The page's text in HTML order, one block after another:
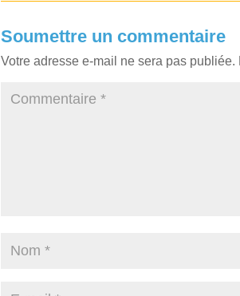
Soumettre un commentaire
Votre adresse e-mail ne sera pas publiée.